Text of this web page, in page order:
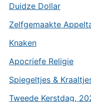
Duidze Dollar
Zelfgemaakte
Knaken
Apocriefe Religie
Spiegeltjes &
Tweede Kerstdag,